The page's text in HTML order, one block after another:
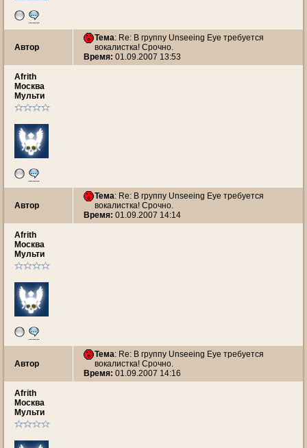
Автор
Тема: Re: В группу Unseeing Eye требуется
вокалистка! Срочно.
Время: 01.09.2007 13:53
Afrith
Москва
Мульти
Автор
Тема: Re: В группу Unseeing Eye требуется
вокалистка! Срочно.
Время: 01.09.2007 14:14
Afrith
Москва
Мульти
Автор
Тема: Re: В группу Unseeing Eye требуется
вокалистка! Срочно.
Время: 01.09.2007 14:16
Afrith
Москва
Мульти